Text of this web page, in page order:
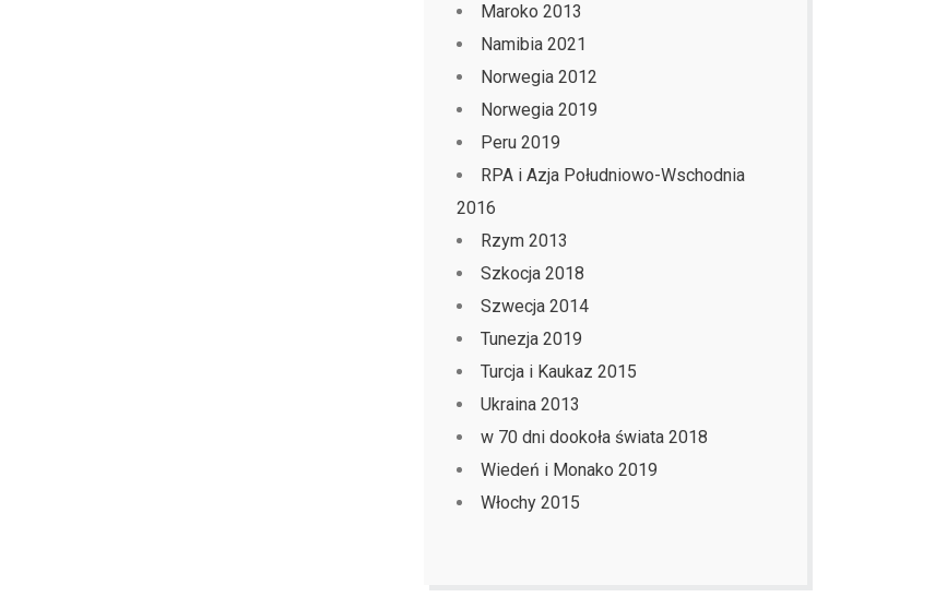
Maroko 2013
Namibia 2021
Norwegia 2012
Norwegia 2019
Peru 2019
RPA i Azja Południowo-Wschodnia
2016
Rzym 2013
Szkocja 2018
Szwecja 2014
Tunezja 2019
Turcja i Kaukaz 2015
Ukraina 2013
w 70 dni dookoła świata 2018
Wiedeń i Monako 2019
Włochy 2015